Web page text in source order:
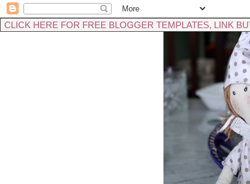
CLICK HERE FOR FREE BLOGGER TEMPLATES, LINK